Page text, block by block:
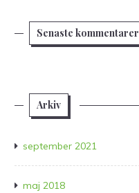
Senaste kommentarer
Arkiv
september 2021
maj 2018